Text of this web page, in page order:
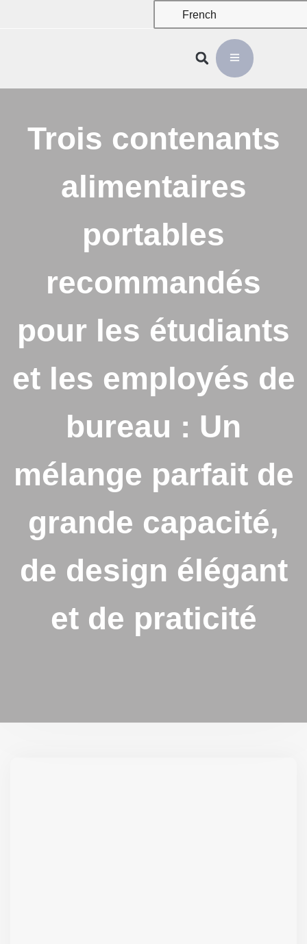
French
Trois contenants
alimentaires
portables
recommandés
pour les étudiants
et les employés de
bureau : Un
mélange parfait de
grande capacité,
de design élégant
et de praticité